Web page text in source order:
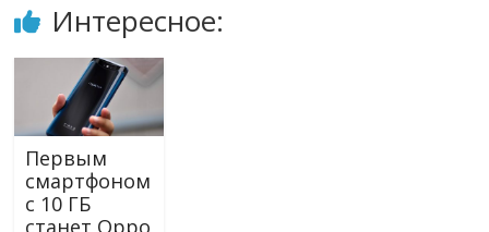
Интересное:
Первым
смартфоном
с 10 ГБ
станет Oppo